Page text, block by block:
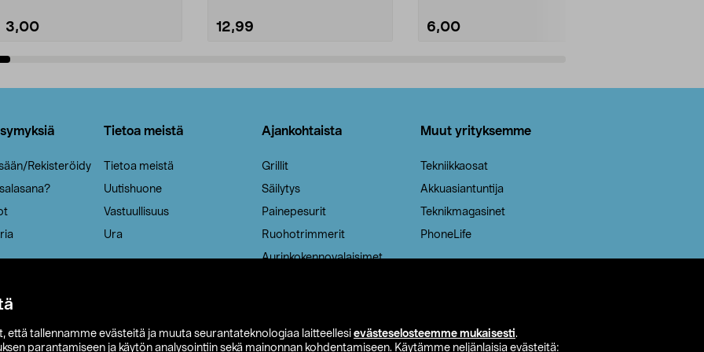
että tallennamme evästeitä ja muuta seurantateknologiaa laitteellesi evästeselosteemme mukaisesti.
parantamiseen ja käytön analysointiin sekä mainonnan kohdentamiseen. Käytämme neljänlaisia evästeitä:
3,00 12,99 6,00
Rekisteröidy
Tietoa meistä
Tietoa meistä
Uutishuone
Vastuullisuus
Ura
Ajankohtaista
Grillit
Säilytys
Painepesurit
Ruohotrimmerit
Aurinkokennovalaisimet
Muut yrityksemme
Tekniikkaosat
Akkuasiantuntija
Teknikmagasinet
PhoneLife